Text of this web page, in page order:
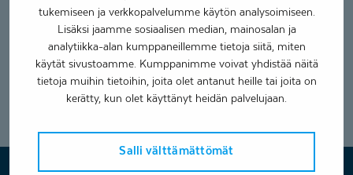
tukemiseen ja verkkopalvelumme käytön analysoimiseen.
Lisäksi jaamme sosiaalisen median, mainosalan ja
analytiikka-alan kumppaneillemme tietoja siitä, miten
käytät sivustoamme. Kumppanimme voivat yhdistää näitä
tietoja muihin tietoihin, joita olet antanut heille tai joita on
kerätty, kun olet käyttänyt heidän palvelujaan.
Salli välttämättömät
on käynyt räätälöidyn FIHF:n järjestämän lisäkoulutuksen.
Asiantuntevan ja kokeneen ammattilaisen ohjauksessa
liikunnallinen harjoittelu on turvallista ja sopii erityisesti
terveydestään ja hyvinvoinnistaan kiinnostuneille.
Coronaria kuntoutus- ja terapiapalvelut tarjoaa